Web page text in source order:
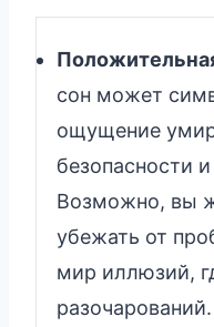
сон может
ощущение
безопасности
Возможно, вы
убежать от
мир иллюзий,